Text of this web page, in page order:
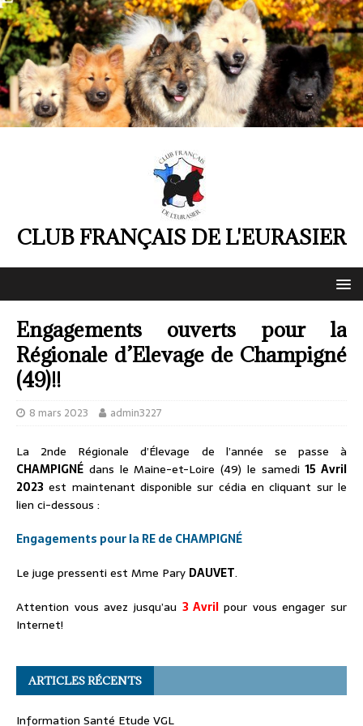
CLUB FRANÇAIS DE L'EURASIER
Engagements ouverts pour la
Régionale d’Elevage de Champigné
(49)!!
8 mars 2023 admin3227
La 2nde Régionale d’Élevage de l’année se passe à
CHAMPIGNÉ dans le Maine-et-Loire (49) le samedi15 Avril
2023 est maintenant disponible sur cédia en cliquant sur le
lien ci-dessous :
Engagements pour la RE de CHAMPIGNÉ
Le juge pressenti est Mme Pary DAUVET.
Attention vous avez jusqu’au 3 Avrilpour vous engager sur
Internet!
ARTICLES RÉCENTS
Information Santé Etude VGL